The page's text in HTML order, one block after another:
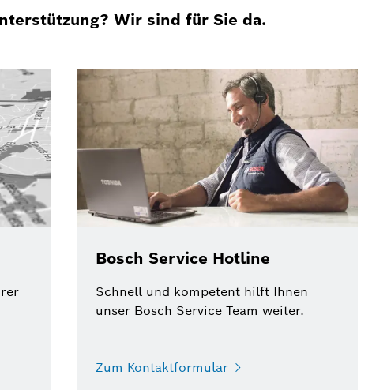
Wir sind für Sie da.
Bosch Service Hotline
Schnell und kompetent hilft Ihnen
unser Bosch Service Team weiter.
Zum Kontaktformular